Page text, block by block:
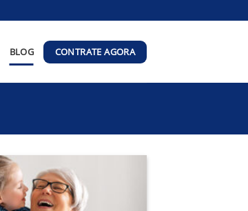
BLOG CONTRATE AGORA